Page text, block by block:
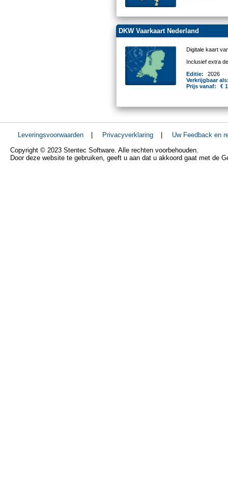
DKW Vaarkaart Nederland
Digitale kaart
Inclusief extra
Editie:
2026
Verkrijgbaar
Prijs vanaf:
€
Leveringsvoorwaarden | Privacyverklaring |
Uw Feedback en
Copyright © 2023 Stentec Software. Alle rechten voorbehouden.
Door deze website te gebruiken, geeft u aan dat u akkoord gaat met de